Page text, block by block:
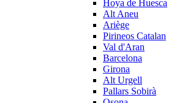
Hoya de Huesca
Alt Aneu
Ariège
Pirineos Catalan
Val d'Aran
Barcelona
Girona
Alt Urgell
Pallars Sobirà